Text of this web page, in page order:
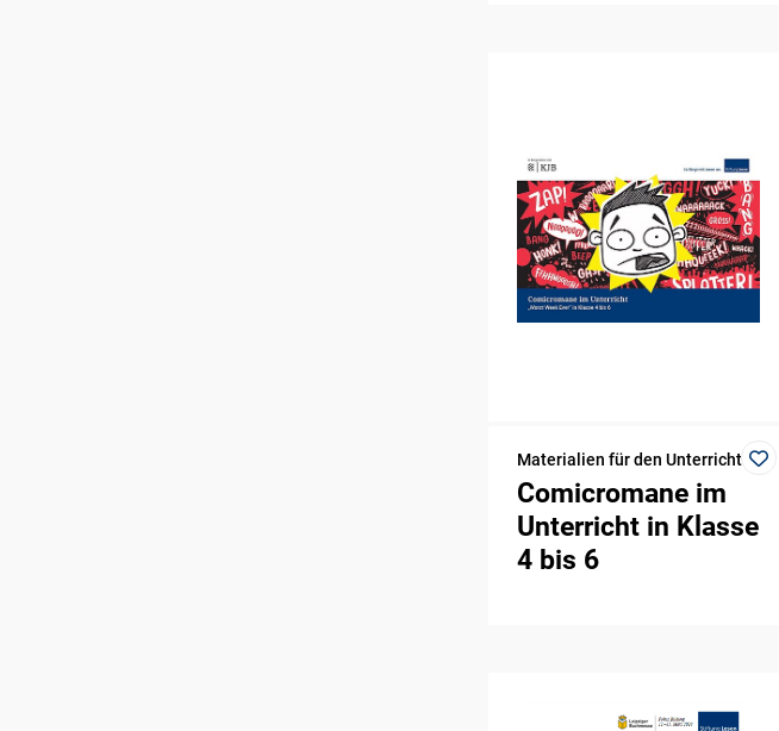
Materialien für den Unterricht
Comicromane im
Unterricht in Klasse
4 bis 6